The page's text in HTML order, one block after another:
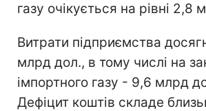
газу очікується на рівні 2,8
Витрати підприємства
млрд дол., в тому числі на
імпортного газу - 9,6 млрд
Дефіцит коштів складе